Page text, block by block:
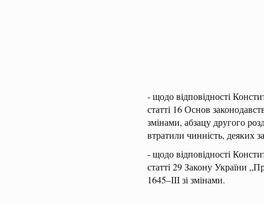
- щодо відповідності
статті 16 Основ
змінами, абзацу другого
втратили чинність, деяких
- щодо відповідності
статті 29 Закону України
1645–ІІІ зі змінами.